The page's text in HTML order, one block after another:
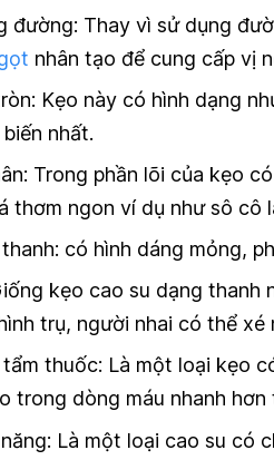
đường: Thay vì sử dụng
nhân tạo để cung cấp vị
Kẹo này có hình dạng
nhất.
Trong phần lõi của kẹo
thơm ngon ví dụ như sô cô
có hình dáng mỏng,
kẹo cao su dạng thanh
trụ, người nhai có thể xé
thuốc: Là một loại kẹo
trong dòng máu nhanh hơn
Là một loại cao su có